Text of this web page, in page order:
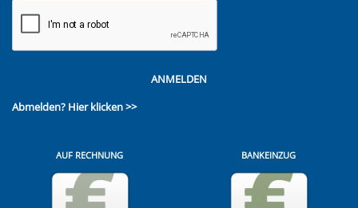
ANMELDEN
Abmelden? Hier klicken >>
AUF RECHNUNG BANKEINZUG